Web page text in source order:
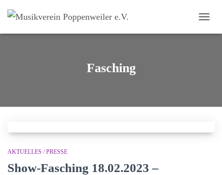
Fasching
AKTUELLES / PRESSE
Show-Fasching 18.02.2023 –